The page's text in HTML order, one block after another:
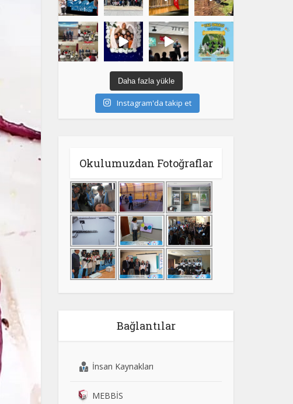
Daha fazla yükle
Instagram'da takip et
Okulumuzdan Fotoğraflar
Bağlantılar
İnsan Kaynakları
MEBBİS